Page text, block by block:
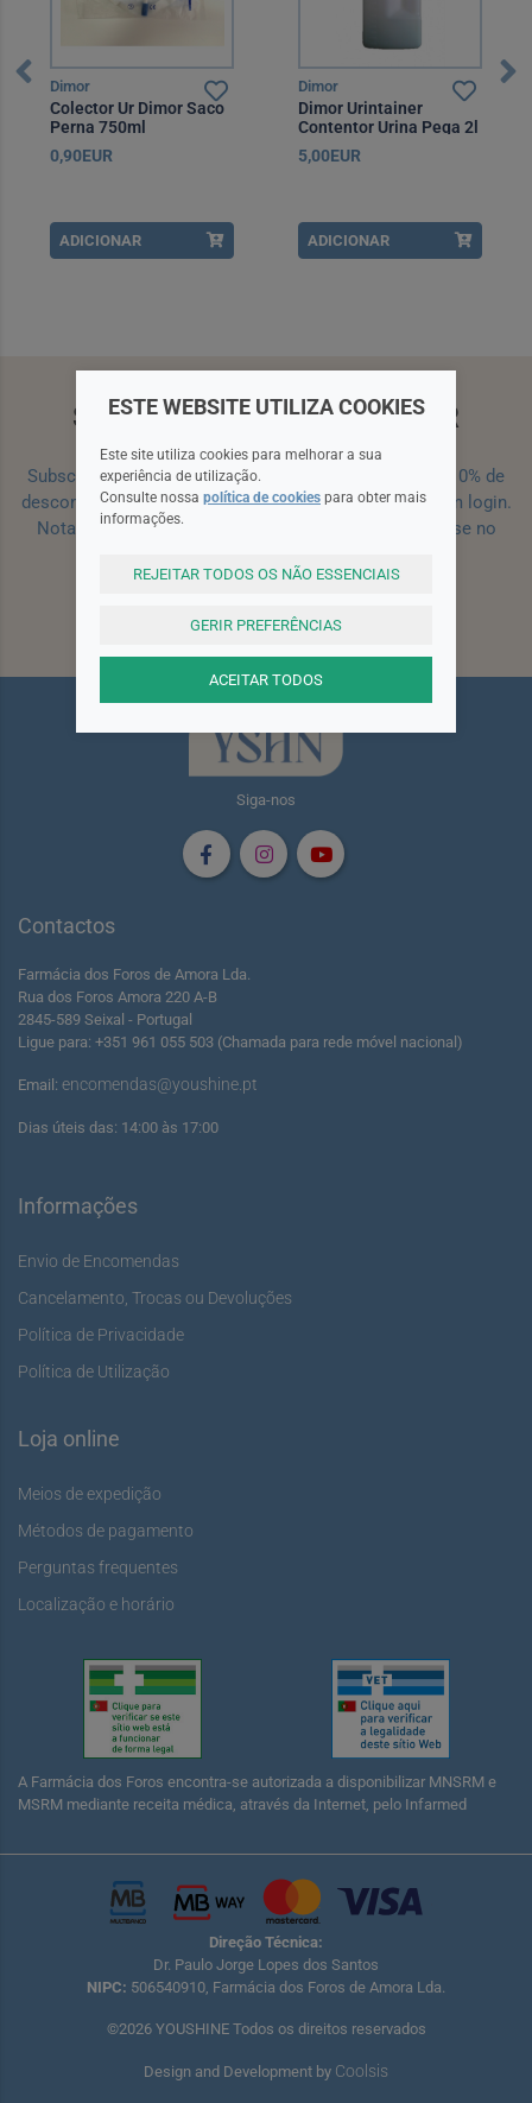
Dimor
Colector Ur Dimor Saco
Perna 750ml
0,90EUR
ADICIONAR
Dimor
Dimor Urintainer
Contentor Urina Pega 2l
5,00EUR
ADICIONAR
SUBSCREVA A NEWSLETTER
Subscreva a nossa newsletter e receba um cupão de 10% de
desconto para a sua próxima encomenda efetuada com login.
Nota: Para receber o cupão deverá primeiro registar-se no
Siga-nos
Contactos
Farmácia dos Foros de Amora Lda.
Rua dos Foros Amora 220 A-B
2845-589 Seixal - Portugal
Ligue para: +351 961 055 503 (Chamada para rede móvel nacional)
Email: encomendas@youshine.pt
Dias úteis das: 14:00 às 17:00
Informações
Envio de Encomendas
Cancelamento, Trocas ou Devoluções
Política de Privacidade
Política de Utilização
Loja online
Meios de expedição
Métodos de pagamento
Perguntas frequentes
Localização e horário
A Farmácia dos Foros encontra-se autorizada a disponibilizar MNSRM e
MSRM mediante receita médica, através da Internet, pelo Infarmed
Direção Técnica:
Dr. Paulo Jorge Lopes dos Santos
NIPC: 506540910, Farmácia dos Foros de Amora Lda.
©2026 YOUSHINE Todos os direitos reservados
Design and Development by Coolsis
ESTE WEBSITE UTILIZA COOKIES
Este site utiliza cookies para melhorar a sua
experiência de utilização.
Consulte nossa política de cookies para obter mais
informações.
REJEITAR TODOS OS NÃO ESSENCIAIS
GERIR PREFERÊNCIAS
ACEITAR TODOS